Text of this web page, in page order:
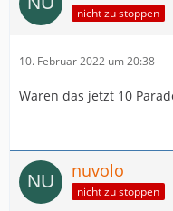
nicht zu stoppen
10. Februar 2022 um 20:38
Waren das jetzt 10
nuvolo
nicht zu stoppen